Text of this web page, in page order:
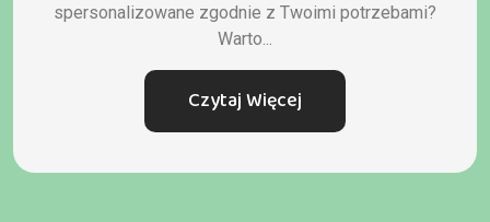
spersonalizowane zgodnie z Twoimi potrzebami?
Warto...
Czytaj Więcej